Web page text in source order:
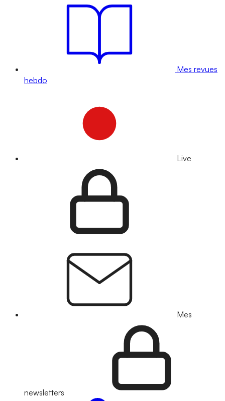
Mes revues
hebdo
Live
Mes
newsletters